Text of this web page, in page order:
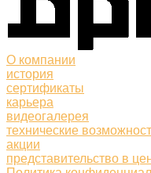
О компании
история
сертификаты
карьера
видеогалерея
технические
акции
представительство в